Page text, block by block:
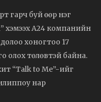
гарч буй өөр нэг
хэмээх A24 компанийн
хоногтоо 17
олох төлөвтэй байна.
“Talk to Me”-ийг
нар